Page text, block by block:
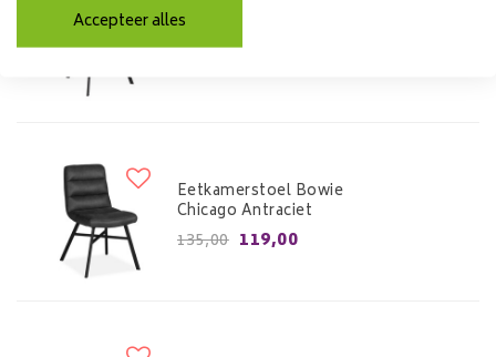
Eetkamerstoel May
antraciet | Zithoogte 48cm
Eetkamerstoel Bowie
Chicago Antraciet
135,00 119,00
Accepteer alles